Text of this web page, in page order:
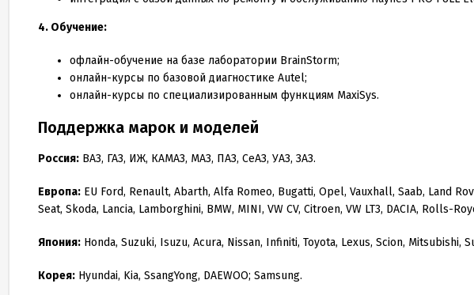
4. Обучение:
офлайн-обучение на базе лаборатории BrainStorm;
онлайн-курсы по базовой диагностике Autel;
онлайн-курсы по специализированным функциям MaxiSys.
Поддержка марок и моделей
Россия: ВАЗ, ГАЗ, ИЖ, КАМАЗ, МАЗ, ПАЗ, СеАЗ, УАЗ, ЗАЗ.
Европа: EU Ford, Renault, Abarth, Alfa Romeo, Bugatti, Opel, Vauxhall, Saab, Land
Seat, Skoda, Lancia, Lamborghini, BMW, MINI, VW CV, Citroen, VW LT3, DACIA, Rolls-
Япония: Honda, Suzuki, Isuzu, Acura, Nissan, Infiniti, Toyota, Lexus, Scion, Mitsubishi,
Корея: Hyundai, Kia, SsangYong, DAEWOO; Samsung.